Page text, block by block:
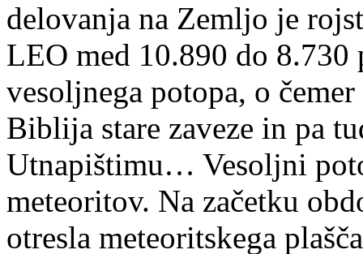
delovanja na Zemljo je
LEO med 10.890 do
vesoljnega potopa, o č
Biblija stare zaveze in pa
Utnapištimu… Vesoljni
meteoritov. Na začetku
otresla meteoritskega